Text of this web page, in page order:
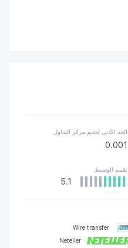
الحد الأدنى لحجم مركز التداول
0.001
تقييم الوسيط
5.1
Wire transfer
Neteller